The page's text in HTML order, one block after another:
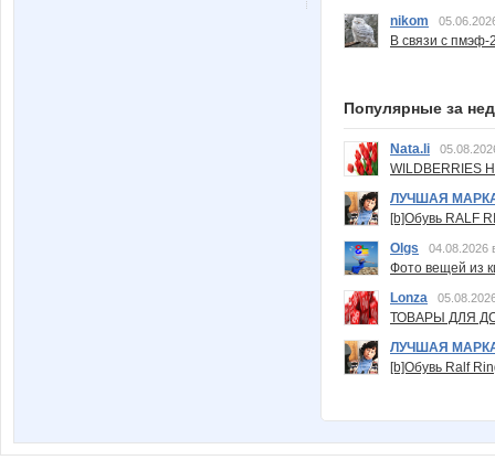
nikom
В связи с пмэф-
Популярные за
Nata.li
ЛУЧШАЯ
[b]Обувь RALF
Olgs
04.08.2026
Фото вещей из
Lonza
ТОВАРЫ ДЛЯ
ЛУЧШАЯ
[b]Обувь Ralf